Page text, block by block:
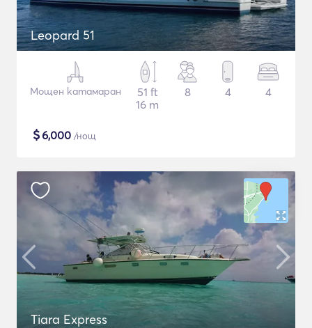
Leopard 51
Мощен катамаран
51 ft
16 m
8 4 4
$6,000 /нощ
Tiara Express